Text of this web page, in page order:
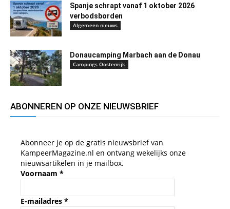
Spanje schrapt vanaf 1 oktober 2026
verbodsborden
Algemeen nieuws
Donaucamping Marbach aan de Donau
Campings Oostenrijk
ABONNEREN OP ONZE NIEUWSBRIEF
Abonneer je op de gratis nieuwsbrief van
KampeerMagazine.nl en ontvang wekelijks onze
nieuwsartikelen in je mailbox.
Voornaam *
E-mailadres *